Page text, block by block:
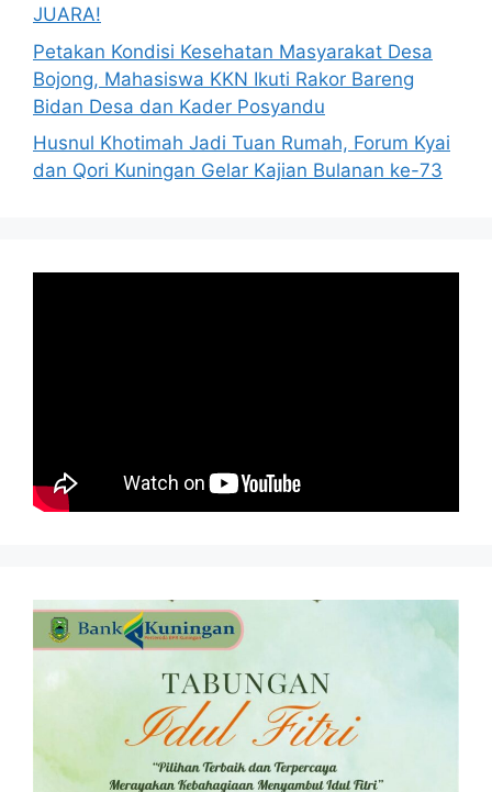
JUARA!
Petakan Kondisi Kesehatan Masyarakat Desa
Bojong, Mahasiswa KKN Ikuti Rakor Bareng
Bidan Desa dan Kader Posyandu
Husnul Khotimah Jadi Tuan Rumah, Forum Kyai
dan Qori Kuningan Gelar Kajian Bulanan ke-73